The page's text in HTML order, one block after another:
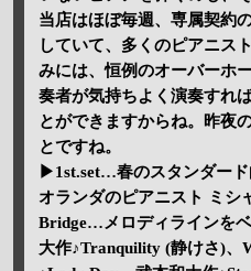
当店はほぼ毎週、専属契約
していて、多くのピアニス
みには、恒例のオーバーホ
奏者が気持ちよく演奏すれ
とができますからね。昨夜
とですね。
▶1st.set…春のスタンダード
オランダのピアニスト ミシ
Bridge…メロディラインを
大作♪Tranquility (静けさ)、